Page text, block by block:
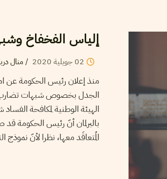
إلياس الفخفاخ
02 جويلية 2020
/ منال
منذ إعلان رئيس الحكومة عن
الجدل بخصوص شبهات تضارب
الهيئة الوطنية لمكافحة
المُتعاقَد معها، نظرا لأنّ نموذج